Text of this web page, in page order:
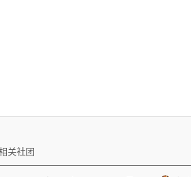
关社团